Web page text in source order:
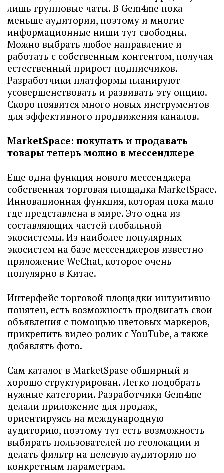
лишь групповые чаты. В Gem4me пока
меньше аудитории, поэтому и многие
информационные ниши тут свободны.
Можно выбрать любое направление и
работать с собственным контентом, получая
естественный прирост подписчиков.
Разработчики платформы планируют
усовершенствовать и развивать эту опцию.
Скоро появится много новых инструментов
для эффективного продвижения каналов.
MarketSpace: покупать и продавать
товары теперь можно в мессенджере
Еще одна функция нового мессенджера –
собственная торговая площадка MarketSpace.
Инновационная функция, которая пока мало
где представлена в мире. Это одна из
составляющих частей глобальной
экосистемы. Из наиболее популярных
экосистем на базе мессенджеров известно
приложение WeChat, которое очень
популярно в Китае.
Интерфейс торговой площадки интуитивно
понятен, есть возможность продвигать свои
объявления с помощью цветовых маркеров,
прикрепить видео ролик с YouTube, а также
добавлять фото.
Сам каталог в MarketSpase обширный и
хорошо структурирован. Легко подобрать
нужные категории. Разработчики Gem4me
делали приложение для продаж,
ориентируясь на международную
аудиторию, поэтому тут есть возможность
выбирать пользователей по геолокации и
делать фильтр на целевую аудиторию по
конкретным параметрам.